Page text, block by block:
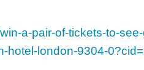
a-pair-of-tickets-to-
hotel-london-9304-